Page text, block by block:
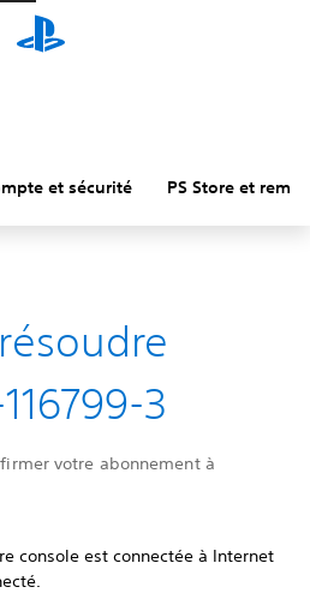
et sécurité PS Store et
3
votre abonnement à
console est connectée à Internet